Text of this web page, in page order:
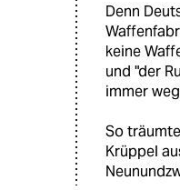
Denn
keine
und "der
immer
So
Krüppel